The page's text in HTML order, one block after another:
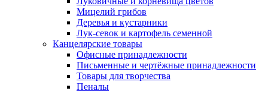
Мицелий грибов
Деревья и кустарники
Лук-севок и картофель семенной
Канцелярские товары
Офисные принадлежности
Письменные и чертёжные принадлежности
Товары для творчества
Пеналы